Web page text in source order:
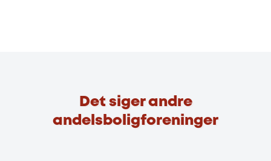
Det siger andre
andelsboligforeninger